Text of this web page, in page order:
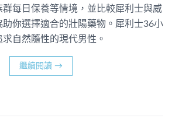
每日保養等情境，並比較犀利士與威
你選擇適合的壯陽藥物。犀利士36小
自然隨性的現代男性。
繼續閱讀 →